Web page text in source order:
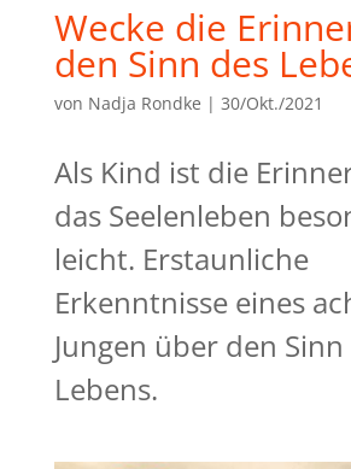
Wecke die
den Sinn des
von Nadja Rondke | 30/Okt./2021
Als Kind ist die
das Seelenleben
leicht. Erstaunliche
Erkenntnisse eines
Jungen über den Sinn
Lebens.